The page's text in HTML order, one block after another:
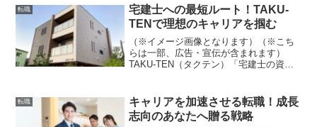
を模索する20代は少なくありません。し
かし、初めての転職は...
転職
宅建士への最短ルート！TAKU-
TENで理想のキャリアを掴む
（※イメージ画像となります）（※こち
らは一部、広告・宣伝が含まれます）
TAKU-TEN（タクテン）「宅建士の資格
い」そう考えているあなたに、おすすめ
したい転職エージェント...
転職
キャリアを加速させる転職！成長
志向のあなたへ贈る戦略